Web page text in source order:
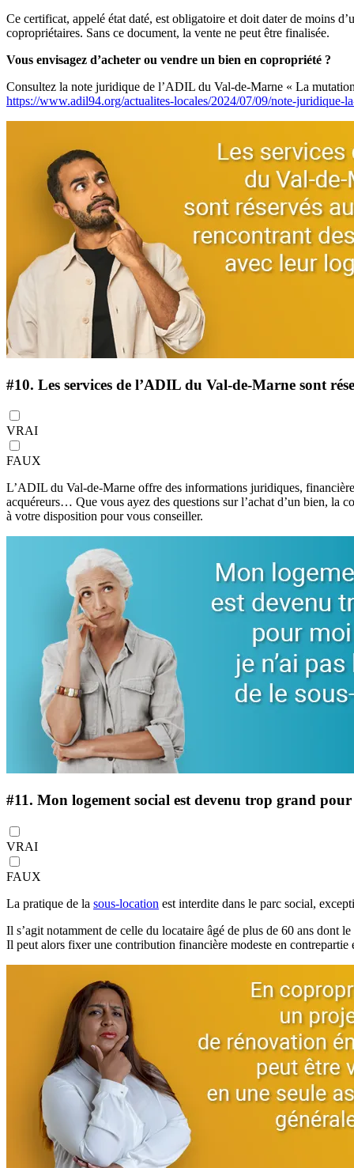
Ce certificat, appelé état daté, est obligatoire et doit dater de moins
copropriétaires. Sans ce document, la vente ne peut être finalisée.
Vous envisagez d’acheter ou vendre un bien en copropriété ?
Consultez la note juridique de l’ADIL du Val-de-Marne « La
https://www.adil94.org/actualites-locales/2024/07/09/note-juridique-
#10. Les services de l’ADIL du Val-de-Marne sont
VRAI
FAUX
L’ADIL du Val-de-Marne offre des informations juridiques,
acquéreurs… Que vous ayez des questions sur l’achat d’un bien, la
à votre disposition pour vous conseiller.
#11. Mon logement social est devenu trop grand
VRAI
FAUX
La pratique de la sous-location est interdite dans le parc social,
Il s’agit notamment de celle du locataire âgé de plus de 60 ans dont
Il peut alors fixer une contribution financière modeste en contrepartie